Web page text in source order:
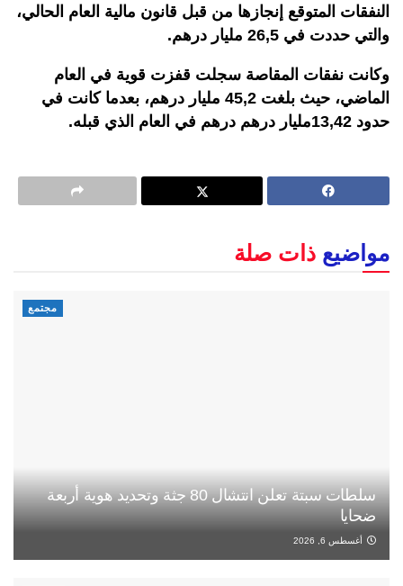
النفقات المتوقع إنجازها من قبل قانون مالية العام الحالي،
والتي حددت في 26,5 مليار درهم.
وكانت نفقات المقاصة سجلت قفزت قوية في العام
الماضي، حيث بلغت 45,2 مليار درهم، بعدما كانت في
حدود 13,42مليار درهم درهم في العام الذي قبله.
مواضيع ذات صلة
مجتمع
سلطات سبتة تعلن انتشال 80 جثة وتحديد هوية أربعة
ضحايا
أغسطس 6, 2026